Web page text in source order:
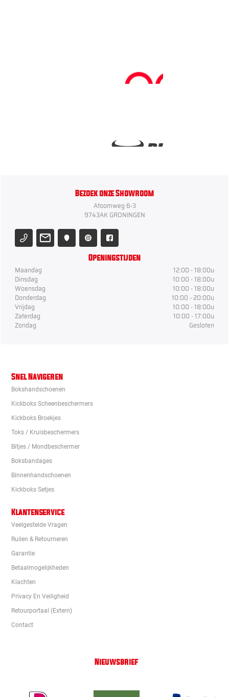
Bezoek onze Showroom
Atoomweg 6-3
9743AK GRONINGEN
Openingstijden
Maandag
12:00 - 18:00u
Dinsdag
10:00 - 18:00u
Woensdag
10:00 - 18:00u
Donderdag
10:00 - 20:00u
Vrijdag
10:00 - 18:00u
Zaterdag
10:00 - 17:00u
Zondag
Gesloten
Snel Navigeren
Bokshandschoenen
Kickboks Scheenbeschermers
Kickboks Broekjes
Toks / Kruisbeschermers
Bitjes / Mondbeschermer
Boksbandages
Binnenhandschoenen
Kickboks Setjes
Klantenservice
Veelgestelde Vragen
Ruilen & Retourneren
Garantie
Betaalmogelijkheden
Klachten
Privacy En Veiligheid
Retourportaal (extern)
Contact
Nieuwsbrief